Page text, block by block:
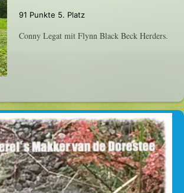
91 Punkte 5. Platz
Conny Legat mit Flynn Black Beck Herders.